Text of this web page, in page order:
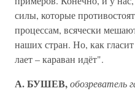
силы, которые
процессам, всячески
наших стран. Но, как
лает – караван идёт".
А. БУШЕВ,обозреватель